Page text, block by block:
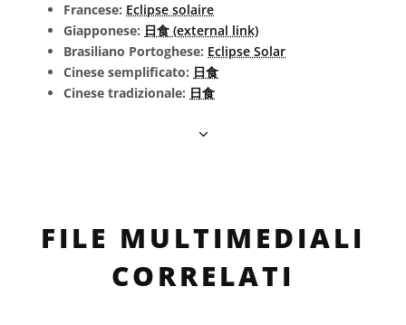
Francese: Eclipse solaire
Giapponese: 日食 (external link)
Brasiliano Portoghese: Eclipse Solar
Cinese semplificato: 日食
Cinese tradizionale: 日食
FILE MULTIMEDIALI
CORRELATI